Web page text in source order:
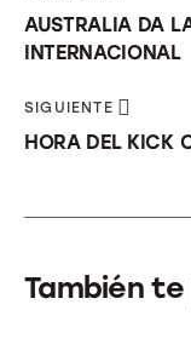
AUSTRALIA DA
INTERNACIONAL
SIGUIENTE
HORA DEL KICK
También